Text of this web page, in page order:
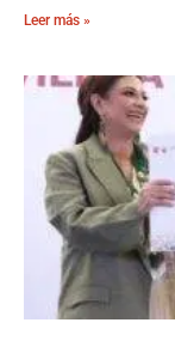
Leer más »